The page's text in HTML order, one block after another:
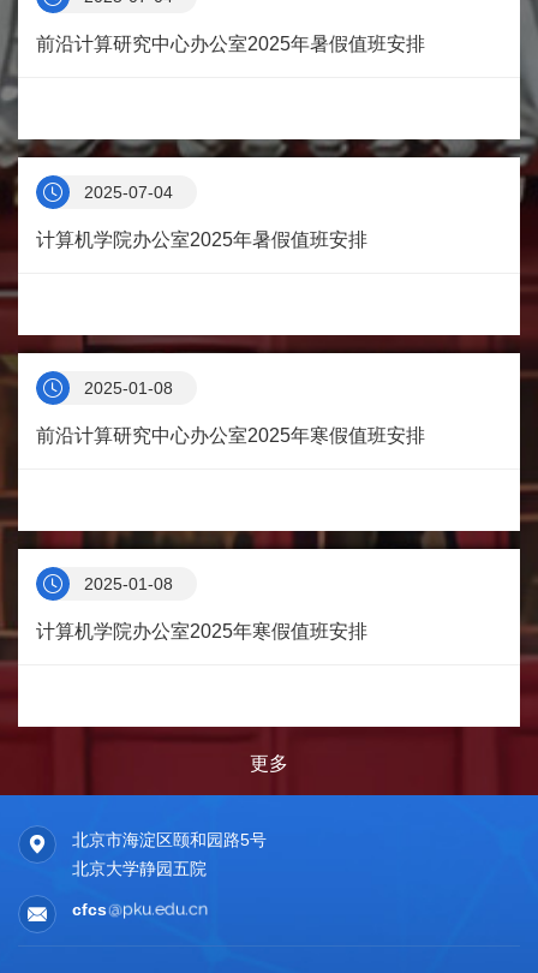
前沿计算研究中心办公室2025年暑假值班安排
2025-07-04
计算机学院办公室2025年暑假值班安排
2025-01-08
前沿计算研究中心办公室2025年寒假值班安排
2025-01-08
计算机学院办公室2025年寒假值班安排
更多
北京市海淀区颐和园路5号
北京大学静园五院
cfcs